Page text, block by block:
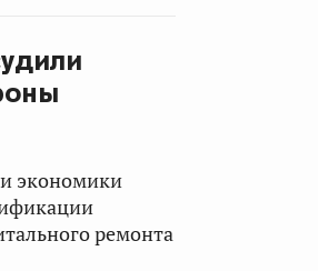
экономики
ремонта